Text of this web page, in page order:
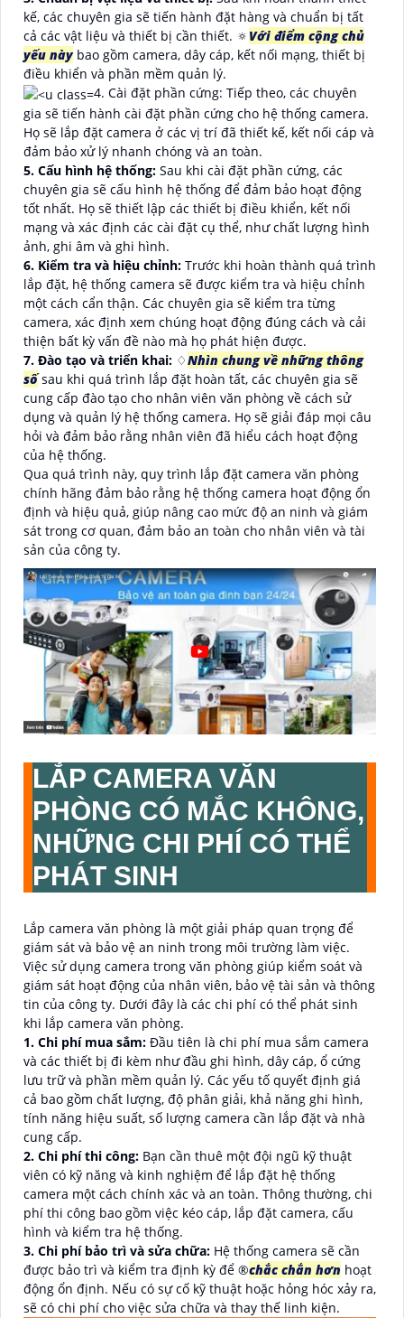
kế, các chuyên gia sẽ tiến hành đặt hàng và chuẩn bị tất
cả các vật liệu và thiết bị cần thiết. 🔅 Với điểm cộng chủ
yếu nàybao gồm camera, dây cáp, kết nối mạng, thiết bị
điều khiển và phần mềm quản lý.
4. Cài đặt phần cứng: Tiếp theo, các chuyên
gia sẽ tiến hành cài đặt phần cứng cho hệ thống camera.
Họ sẽ lắp đặt camera ở các vị trí đã thiết kế, kết nối cáp và
đảm bảo xử lý nhanh chóng và an toàn.
5. Cấu hình hệ thống: Sau khi cài đặt phần cứng, các
chuyên gia sẽ cấu hình hệ thống để đảm bảo hoạt động
tốt nhất. Họ sẽ thiết lập các thiết bị điều khiển, kết nối
mạng và xác định các cài đặt cụ thể, như chất lượng hình
ảnh, ghi âm và ghi hình.
6. Kiểm tra và hiệu chỉnh: Trước khi hoàn thành quá trình
lắp đặt, hệ thống camera sẽ được kiểm tra và hiệu chỉnh
một cách cẩn thận. Các chuyên gia sẽ kiểm tra từng
camera, xác định xem chúng hoạt động đúng cách và cải
thiện bất kỳ vấn đề nào mà họ phát hiện được.
7. Đào tạo và triển khai: ♢Nhìn chung về những thông
sốsau khi quá trình lắp đặt hoàn tất, các chuyên gia sẽ
cung cấp đào tạo cho nhân viên văn phòng về cách sử
dụng và quản lý hệ thống camera. Họ sẽ giải đáp mọi câu
hỏi và đảm bảo rằng nhân viên đã hiểu cách hoạt động
của hệ thống.
Qua quá trình này, quy trình lắp đặt camera văn phòng
chính hãng đảm bảo rằng hệ thống camera hoạt động ổn
định và hiệu quả, giúp nâng cao mức độ an ninh và giám
sát trong cơ quan, đảm bảo an toàn cho nhân viên và tài
sản của công ty.
LẮP CAMERA VĂN
PHÒNG CÓ MẮC KHÔNG,
NHỮNG CHI PHÍ CÓ THỂ
PHÁT SINH
Lắp camera văn phòng là một giải pháp quan trọng để
giám sát và bảo vệ an ninh trong môi trường làm việc.
Việc sử dụng camera trong văn phòng giúp kiểm soát và
giám sát hoạt động của nhân viên, bảo vệ tài sản và thông
tin của công ty. Dưới đây là các chi phí có thể phát sinh
khi lắp camera văn phòng.
1. Chi phí mua sắm: Đầu tiên là chi phí mua sắm camera
và các thiết bị đi kèm như đầu ghi hình, dây cáp, ổ cứng
lưu trữ và phần mềm quản lý. Các yếu tố quyết định giá
cả bao gồm chất lượng, độ phân giải, khả năng ghi hình,
tính năng hiệu suất, số lượng camera cần lắp đặt và nhà
cung cấp.
2. Chi phí thi công: Bạn cần thuê một đội ngũ kỹ thuật
viên có kỹ năng và kinh nghiệm để lắp đặt hệ thống
camera một cách chính xác và an toàn. Thông thường, chi
phí thi công bao gồm việc kéo cáp, lắp đặt camera, cấu
hình và kiểm tra hệ thống.
3. Chi phí bảo trì và sửa chữa: Hệ thống camera sẽ cần
được bảo trì và kiểm tra định kỳ để ®️chắc chắn hơn hoạt
động ổn định. Nếu có sự cố kỹ thuật hoặc hỏng hóc xảy ra,
sẽ có chi phí cho việc sửa chữa và thay thế linh kiện.